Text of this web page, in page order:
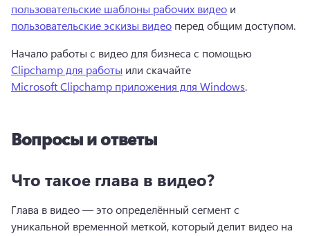
пользовательские шаблоны рабочих видео и
пользовательские эскизы видео перед общим доступом.
Начало работы с видео для бизнеса с помощью
Clipchamp для работы или скачайте
Microsoft Clipchamp приложения для Windows.
Вопросы и ответы
Что такое глава в видео?
Глава в видео — это определённый сегмент с
уникальной временной меткой, который делит видео на